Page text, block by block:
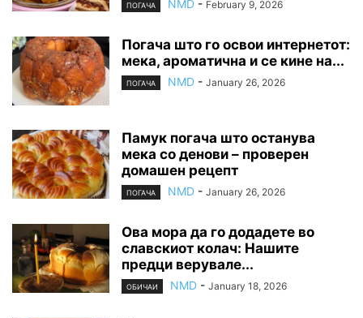
ПОГАЧА NMD - February 9, 2026
Погача што го освои интернетот:
мека, ароматична и се кине на...
ПОГАЧА NMD - January 26, 2026
Памук погача што останува
мека со денови – проверен
домашен рецепт
ПОГАЧА NMD - January 26, 2026
Ова мора да го додадете во
славскиот колач: Нашите
предци верувале...
ОБИЧАИ NMD - January 18, 2026